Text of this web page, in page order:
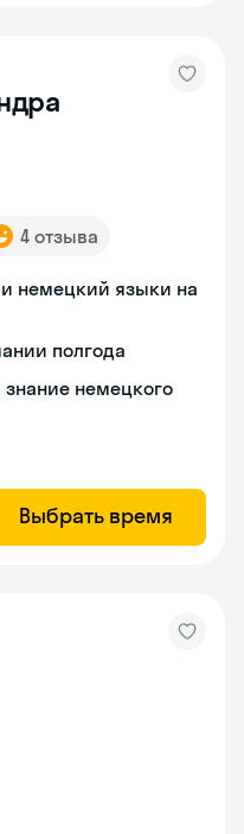
4 отзыва
немецкий языки на
полгода
знание немецкого
Выбрать время